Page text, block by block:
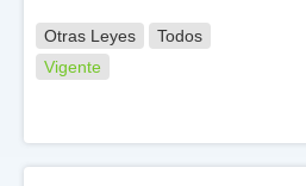
Otras Leyes
Todos
Vigente